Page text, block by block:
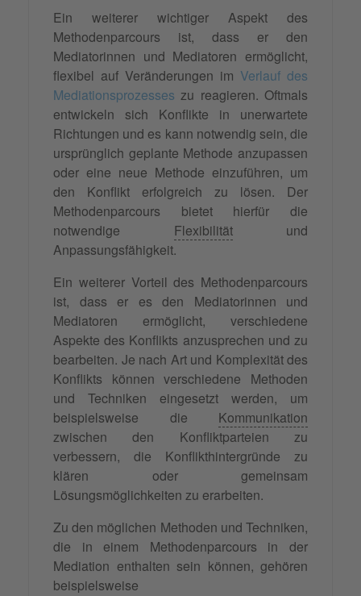
Ein weiterer wichtiger Aspekt des
Methodenparcours ist, dass er den
Mediatorinnen und Mediatoren ermöglicht,
flexibel auf Veränderungen im Verlauf des
Mediationsprozesses zu reagieren. Oftmals
entwickeln sich Konflikte in unerwartete
Richtungen und es kann notwendig sein, die
ursprünglich geplante Methode anzupassen
oder eine neue Methode einzuführen, um
den Konflikt erfolgreich zu lösen. Der
Methodenparcours bietet hierfür die
notwendige Flexibilitätund
Anpassungsfähigkeit.
Ein weiterer Vorteil des Methodenparcours
ist, dass er es den Mediatorinnen und
Mediatoren ermöglicht, verschiedene
Aspekte des Konflikts anzusprechen und zu
bearbeiten. Je nach Art und Komplexität des
Konflikts können verschiedene Methoden
und Techniken eingesetzt werden, um
beispielsweise die Kommunikation
zwischen den Konfliktparteien zu
verbessern, die Konflikthintergründe zu
klären oder gemeinsam
Lösungsmöglichkeiten zu erarbeiten.
Zu den möglichen Methoden und Techniken,
die in einem Methodenparcours in der
Mediation enthalten sein können, gehören
beispielsweise